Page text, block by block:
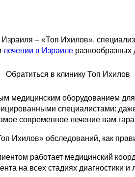
– «Топ Ихилов»,
лечении в Израиле разнообразных
Обратиться в клинику Топ Ихилов
оборудованием для
специалистами:
современное лечение вам
Ихилов» обследований, как
работает медицинский
на всех стадиях диагностики и